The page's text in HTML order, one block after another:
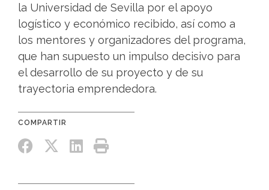
la Universidad de Sevilla por el apoyo
logístico y económico recibido, así como a
los mentores y organizadores del programa,
que han supuesto un impulso decisivo para
el desarrollo de su proyecto y de su
trayectoria emprendedora.